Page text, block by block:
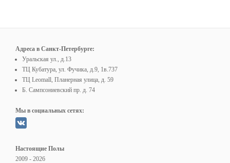
Адреса в Санкт-Петербурге:
Уральская ул., д.13
ТЦ Кубатура, ул. Фучика, д.9, 1в.737
ТЦ Leomall, Планерная улица, д. 59
Б. Сампсониевский пр. д. 74
Мы в социальных сетях:
Настоящие Полы
2009 - 2026